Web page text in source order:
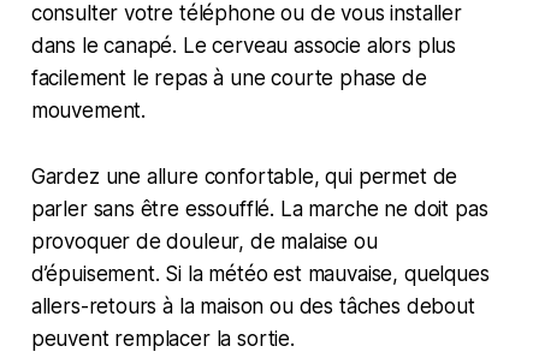
consulter votre téléphone ou de vous installer
dans le canapé. Le cerveau associe alors plus
facilement le repas à une courte phase de
mouvement.
Gardez une allure confortable, qui permet de
parler sans être essoufflé. La marche ne doit pas
provoquer de douleur, de malaise ou
d’épuisement. Si la météo est mauvaise, quelques
allers-retours à la maison ou des tâches debout
peuvent remplacer la sortie.